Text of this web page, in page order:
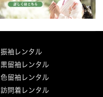
振袖レンタル
黒留袖レンタル
色留袖レンタル
訪問着レンタル